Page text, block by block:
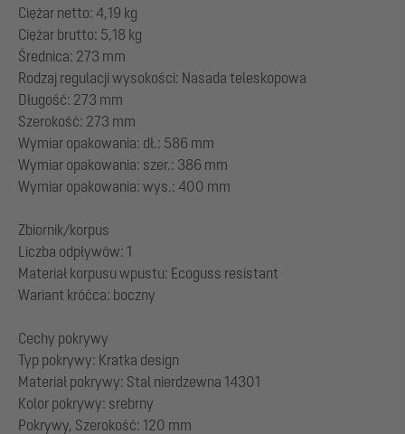
Ciężar netto: 4,19 kg
Ciężar brutto: 5,18 kg
Średnica: 273 mm
Rodzaj regulacji wysokości: Nasada teleskopowa
Długość: 273 mm
Szerokość: 273 mm
Wymiar opakowania: dł.: 586 mm
Wymiar opakowania: szer.: 386 mm
Wymiar opakowania: wys.: 400 mm
Zbiornik/korpus
Liczba odpływów: 1
Materiał korpusu wpustu: Ecoguss resistant
Wariant króćca: boczny
Cechy pokrywy
Typ pokrywy: Kratka design
Materiał pokrywy: Stal nierdzewna 14301
Kolor pokrywy: srebrny
Pokrywy, Szerokość: 120 mm